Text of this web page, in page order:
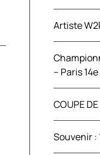
Artiste
– Paris 14e
COUPE
Souvenir :